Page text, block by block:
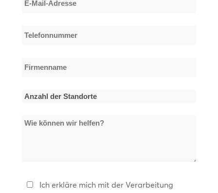
Telefonnummer
Firmenname
Anzahl
Standorte
Wie
Datenschutzerklärung
Ich erkläre mich mit der Verarbeitung